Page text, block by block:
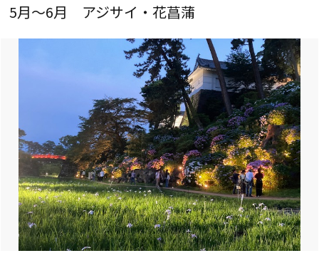
5月～6月 アジサイ・花菖蒲